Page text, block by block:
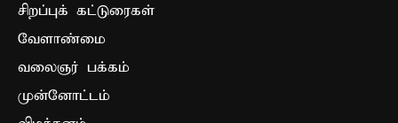
சிறப்புக் கட்டுரைகள்
வேளாண்மை
வலைஞர் பக்கம்
முன்னோட்டம்